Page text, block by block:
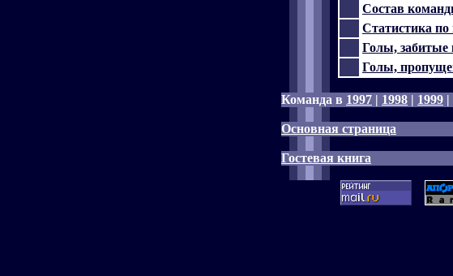
Состав
Статистика по
Голы, забитые
Голы,
Команда в 1997 | 1998 | 1999 |
Основная страница
Гостевая книга